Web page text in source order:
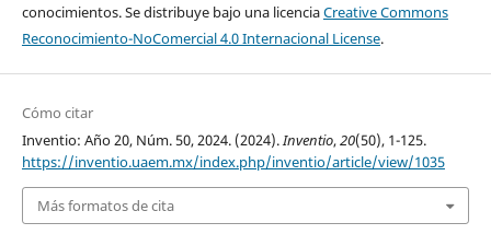
conocimientos. Se distribuye bajo una licenciaCreative Commons
Reconocimiento-NoComercial 4.0 Internacional License.
Cómo citar
Inventio: Año 20, Núm. 50, 2024. (2024).Inventio,20(50), 1-125.
https://inventio.uaem.mx/index.php/inventio/article/view/1035
Más formatos de cita